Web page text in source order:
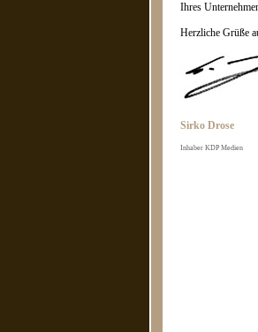
Ihres
Herzliche Grüße
Sirko Drose
Inhaber KDP Medien